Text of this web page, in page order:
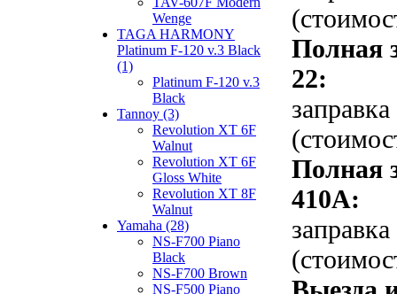
Wenge
TAGA HARMONY
Platinum F-120 v.3 Black
(1)
Platinum F-120 v.3
Black
Tannoy (3)
Revolution XT 6F
Walnut
Revolution XT 6F
Gloss White
Revolution XT 8F
Walnut
Yamaha (28)
NS-F700 Piano
Black
NS-F700 Brown
NS-F500 Piano
Полная
22:
Полная
410A: